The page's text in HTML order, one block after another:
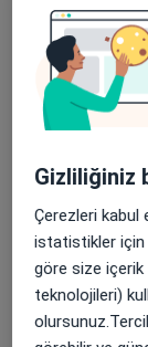
Anoskopi
Apandisit
Apendektomi
Apse
Batık Tırnak
Bağırsak
Dikişsiz
Gizliliğiniz
Çerezleri kabul
istatistikler için
göre size
teknolojileri)